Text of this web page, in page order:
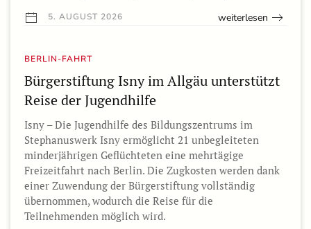
5. AUGUST 2026 weiterlesen
BERLIN-FAHRT
Bürgerstiftung Isny im Allgäu unterstützt
Reise der Jugendhilfe
Isny – Die Jugendhilfe des Bildungszentrums im
Stephanuswerk Isny ermöglicht 21 unbegleiteten
minderjährigen Geflüchteten eine mehrtägige
Freizeitfahrt nach Berlin. Die Zugkosten werden dank
einer Zuwendung der Bürgerstiftung vollständig
übernommen, wodurch die Reise für die
Teilnehmenden möglich wird.